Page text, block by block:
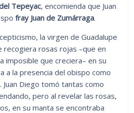
Tepeyac, encomienda que Juan
fray Juan de Zumárraga.
la virgen de Guadalupe
recogiera rosas rojas –que en
imposible que creciera– en su
a la presencia del obispo como
Diego tomó tantas como
pero al revelar las rosas,
en su manta se encontraba